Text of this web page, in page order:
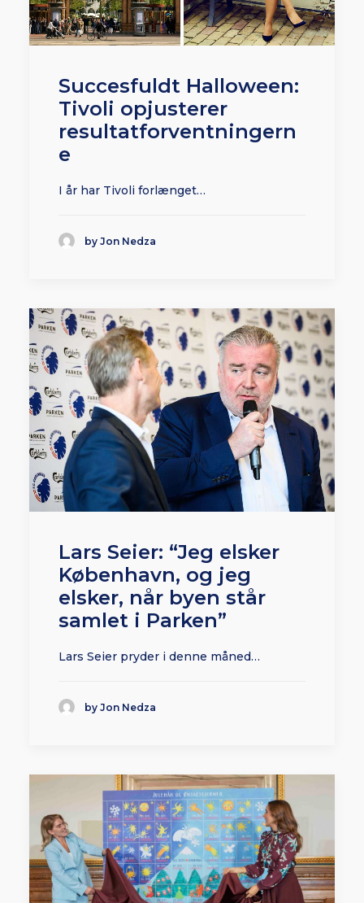
Succesfuldt Halloween:
Tivoli opjusterer
resultatforventningern
e
I år har Tivoli forlænget…
by Jon Nedza
Lars Seier: “Jeg elsker
København, og jeg
elsker, når byen står
samlet i Parken”
Lars Seier pryder i denne måned…
by Jon Nedza